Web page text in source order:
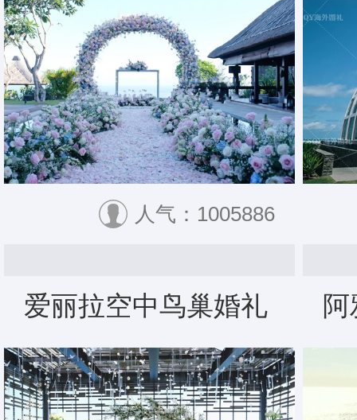
人气：1005886
爱丽拉空中鸟巢婚礼